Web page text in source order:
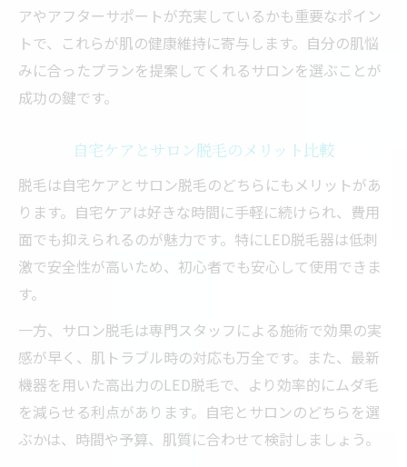
アやアフターサポートが充実しているかも重要なポイン
トで、これらが肌の健康維持に寄与します。自分の肌悩
みに合ったプランを提案してくれるサロンを選ぶことが
成功の鍵です。
自宅ケアとサロン脱毛のメリット比較
脱毛は自宅ケアとサロン脱毛のどちらにもメリットがあ
ります。自宅ケアは好きな時間に手軽に続けられ、費用
面でも抑えられるのが魅力です。特にLED脱毛器は低刺
激で安全性が高いため、初心者でも安心して使用できま
す。
一方、サロン脱毛は専門スタッフによる施術で効果の実
感が早く、肌トラブル時の対応も万全です。また、最新
機器を用いた高出力のLED脱毛で、より効率的にムダ毛
を減らせる利点があります。自宅とサロンのどちらを選
ぶかは、時間や予算、肌質に合わせて検討しましょう。